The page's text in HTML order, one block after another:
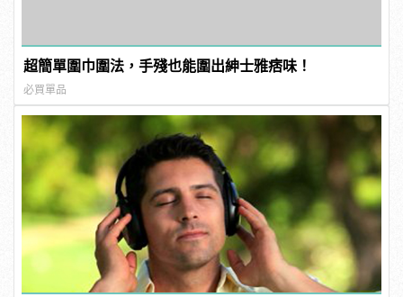
超簡單圍巾圍法，手殘也能圍出紳士雅痞味！
必買單品